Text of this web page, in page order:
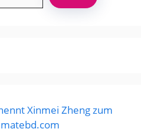
Xinmei Zheng zum